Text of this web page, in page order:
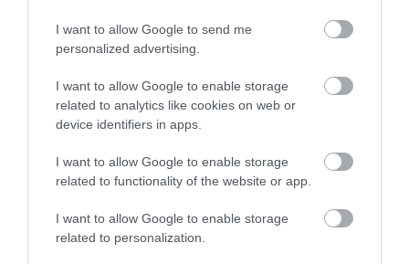
I want to allow Google to send me
personalized advertising.
I want to allow Google to enable storage
related to analytics like cookies on web or
device identifiers in apps.
I want to allow Google to enable storage
related to functionality of the website or app.
I want to allow Google to enable storage
related to personalization.